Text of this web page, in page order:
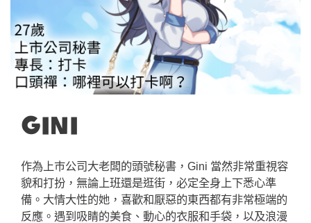
Gini
作為上巿公司大老闆的頭號秘書，Gini 當然非常重視容
貌和打扮，無論上班還是逛街，必定全身上下悉心準
備。大情大性的她，喜歡和厭惡的東西都有非常極端的
反應。遇到吸睛的美食、動心的衣服和手袋，以及浪漫